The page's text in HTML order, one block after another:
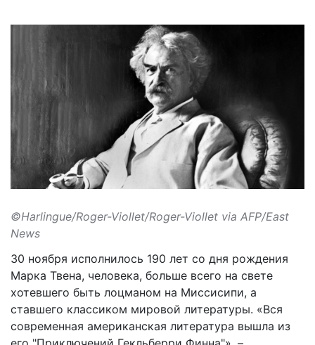
©Harlingue/Roger-Viollet/Roger-Viollet via AFP/East
News
30 ноября исполнилось 190 лет со дня рождения
Марка Твена, человека, больше всего на свете
хотевшего быть лоцманом на Миссисипи, а
ставшего классиком мировой литературы. «Вся
современная американская литература вышла из